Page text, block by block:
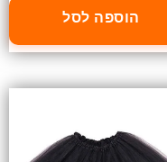
הוספה לסל